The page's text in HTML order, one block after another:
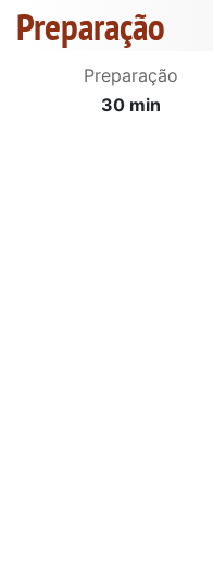
Preparação
Preparação
30 min